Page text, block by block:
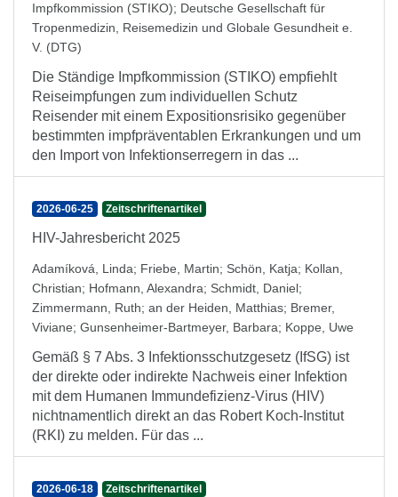
Impfkommission (STIKO); Deutsche Gesellschaft für
Tropenmedizin, Reisemedizin und Globale Gesundheit e.
V. (DTG)
Die Ständige Impfkommission (STIKO) empfiehlt
Reiseimpfungen zum individuellen Schutz
Reisender mit einem Expositionsrisiko gegenüber
bestimmten impfpräventablen Erkrankungen und um
den Import von Infektionserregern in das ...
2026-06-25 Zeitschriftenartikel
HIV-Jahresbericht 2025
Adamíková, Linda; Friebe, Martin; Schön, Katja; Kollan,
Christian; Hofmann, Alexandra; Schmidt, Daniel;
Zimmermann, Ruth; an der Heiden, Matthias; Bremer,
Viviane; Gunsenheimer-Bartmeyer, Barbara; Koppe, Uwe
Gemäß § 7 Abs. 3 Infektionsschutzgesetz (IfSG) ist
der direkte oder indirekte Nachweis einer Infektion
mit dem Humanen Immundefizienz-Virus (HIV)
nichtnamentlich direkt an das Robert Koch-Institut
(RKI) zu melden. Für das ...
2026-06-18 Zeitschriftenartikel